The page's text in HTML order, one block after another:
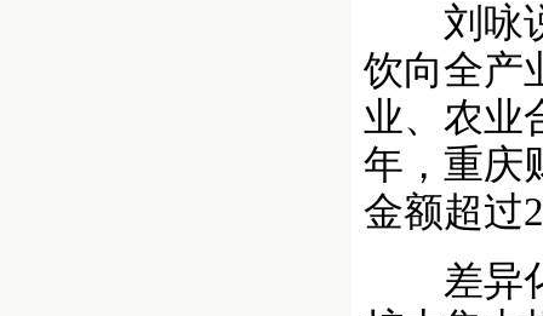
刘咏说
饮向全产
业、农业
年，重庆
金额超过
差异化